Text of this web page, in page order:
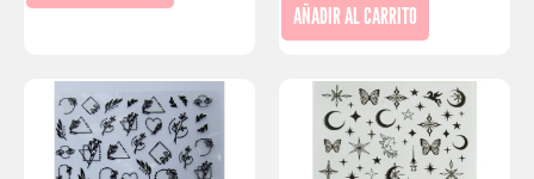
AÑADIR AL CARRITO